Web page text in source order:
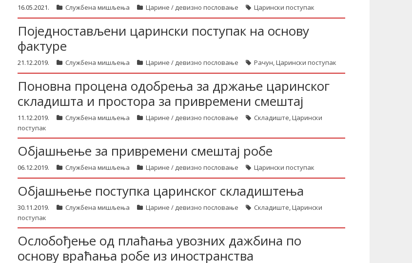
16.05.2021. Службена мишљења Царине / девизно пословање Царински поступак
Поједностављени царински поступак на основу
фактуре
21.12.2019. Службена мишљења Царине / девизно пословање Рачун,Царински поступак
Поновна процена одобрења за држање царинског
складишта и простора за привремени смештај
11.12.2019. Службена мишљења Царине / девизно пословање Складиште,Царински
поступак
Објашњење за привремени смештај робе
06.12.2019. Службена мишљења Царине / девизно пословање Царински поступак
Објашњење поступка царинског складиштења
30.11.2019. Службена мишљења Царине / девизно пословање Складиште,Царински
поступак
Ослобођење од плаћања увозних дажбина по
основу враћања робе из иностранства